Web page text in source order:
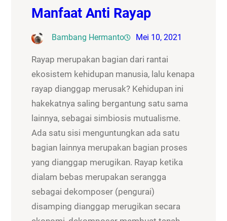
Manfaat Anti Rayap
Bambang Hermanto Mei 10, 2021
Rayap merupakan bagian dari rantai
ekosistem kehidupan manusia, lalu kenapa
rayap dianggap merusak? Kehidupan ini
hakekatnya saling bergantung satu sama
lainnya, sebagai simbiosis mutualisme.
Ada satu sisi menguntungkan ada satu
bagian lainnya merupakan bagian proses
yang dianggap merugikan. Rayap ketika
dialam bebas merupakan serangga
sebagai dekomposer (pengurai)
disamping dianggap merugikan secara